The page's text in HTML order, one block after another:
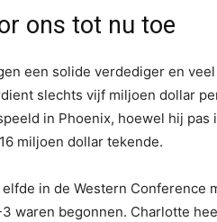
ons tot nu toe
een solide verdediger en
slechts vijf miljoen dollar
in Phoenix, hoewel hij pas
miljoen dollar tekende.
in de Western Conference
waren begonnen. Charlotte